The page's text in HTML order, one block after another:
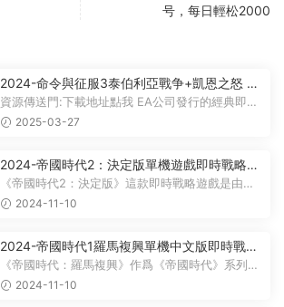
号，每日輕松2000
2024-命令與征服3泰伯利亞戰争+凱恩之怒 簡
體中文版電腦PC單機RPG遊戲即時戰略+支持
win7/win8/win10/win11
資源傳送門:下載地址點我 EA公司發行的經典即時
戰略遊戲《命令與征服》系列中，...
2025-03-27
2024-帝國時代2：決定版單機遊戲即時戰略型
遊戲百度雲下載
《帝國時代2：決定版》這款即時戰略遊戲是由
World's Edge、Forgotten Empires、Tan...
2024-11-10
2024-帝國時代1羅馬複興單機中文版即時戰略
型遊戲百度雲下載
《帝國時代：羅馬複興》作爲《帝國時代》系列的
擴展作品，讓玩家有機會扮演古羅馬...
2024-11-10